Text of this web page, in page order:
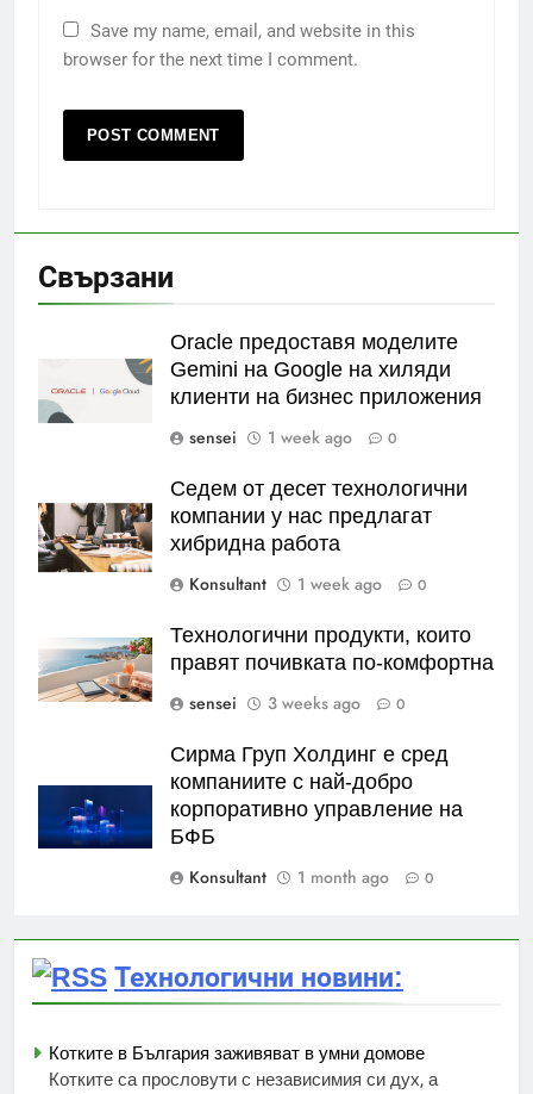
Save my name, email, and website in this
browser for the next time I comment.
Свързани
Oracle предоставя моделите
Gemini на Google на хиляди
клиенти на бизнес приложения
sensei
1 week ago 0
Седем от десет технологични
компании у нас предлагат
хибридна работа
Konsultant
1 week ago 0
Технологични продукти, които
правят почивката по-комфортна
sensei
3 weeks ago 0
Сирма Груп Холдинг е сред
компаниите с най-добро
корпоративно управление на
БФБ
Konsultant
1 month ago 0
Технологични новини:
Котките в България заживяват в умни домове
Котките са прословути с независимия си дух, а